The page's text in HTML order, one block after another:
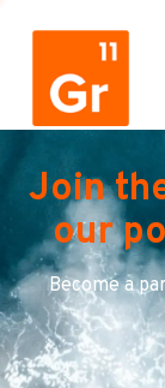
Join
our
Become a